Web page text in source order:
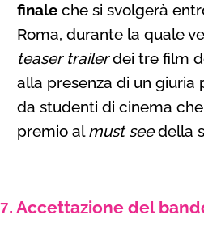
finaleche si svolgerà
Roma, durante la quale
teaser trailerdei tre film
alla presenza di un giuria
da studenti di cinema
premio almust seedella
7. Accettazione del